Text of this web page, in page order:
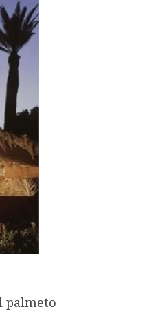
palmeto